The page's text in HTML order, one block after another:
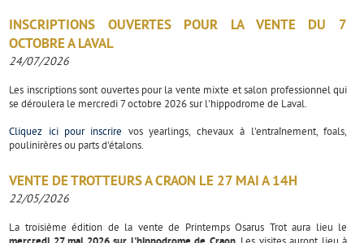
INSCRIPTIONS OUVERTES POUR LA VENTE DU 7
OCTOBRE A LAVAL
24/07/2026
Les inscriptions sont ouvertes pour la vente mixte et salon professionnel qui
se déroulera le mercredi 7 octobre 2026 sur l'hippodrome de Laval.
Cliquez ici pour inscrire vos yearlings, chevaux à l'entraînement, foals,
poulinirères ou parts d'étalons.
VENTE DE TROTTEURS A CRAON LE 27 MAI A 14H
22/05/2026
La troisième édition de la vente de Printemps Osarus Trot aura lieu le